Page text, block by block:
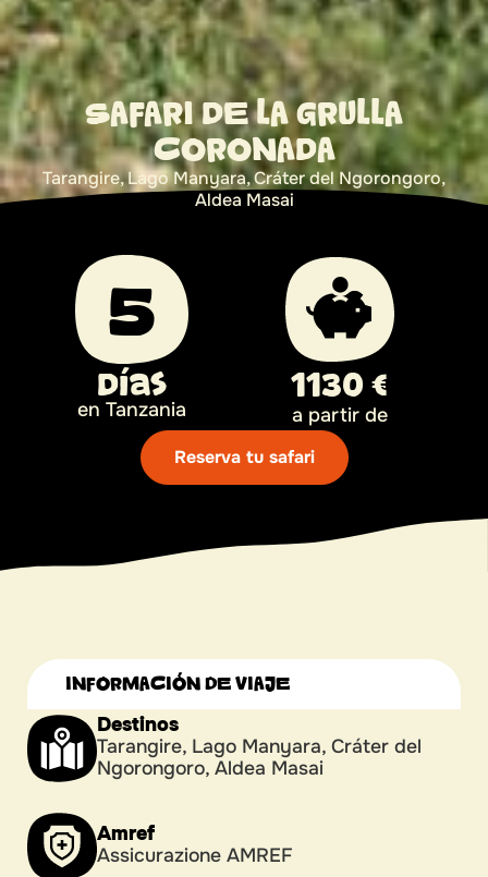
SAFARI DE LA GRULLA
CORONADA
Tarangire, Lago Manyara, Cráter del Ngorongoro,
Aldea Masai
5
Días
en Tanzania
1130 €
a partir de
Reserva tu safari
INFORMACIÓN DE VIAJE
Destinos
Tarangire, Lago Manyara, Cráter del
Ngorongoro, Aldea Masai
Amref
Assicurazione AMREF